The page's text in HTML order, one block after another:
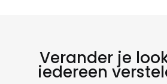
Verander je
iedereen